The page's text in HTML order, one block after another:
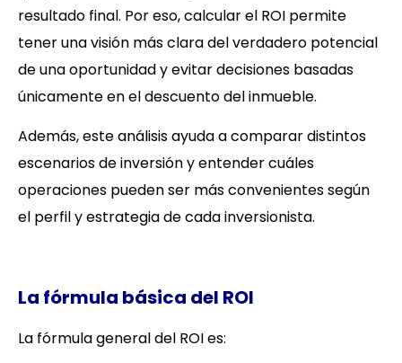
resultado final. Por eso, calcular el ROI permite
tener una visión más clara del verdadero potencial
de una oportunidad y evitar decisiones basadas
únicamente en el descuento del inmueble.
Además, este análisis ayuda a comparar distintos
escenarios de inversión y entender cuáles
operaciones pueden ser más convenientes según
el perfil y estrategia de cada inversionista.
La fórmula básica del ROI
La fórmula general del ROI es: